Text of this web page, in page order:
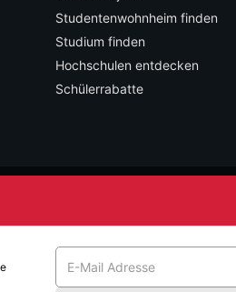
Studentenwohnheim finden
Studium finden
Hochschulen entdecken
Schülerrabatte
mehr.